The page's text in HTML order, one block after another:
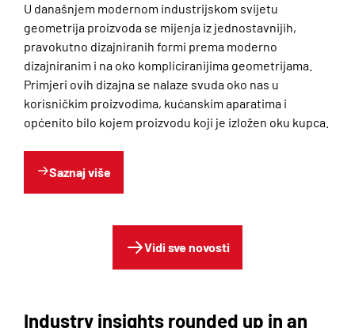
U današnjem modernom industrijskom svijetu
geometrija proizvoda se mijenja iz jednostavnijih,
pravokutno dizajniranih formi prema moderno
dizajniranim i na oko kompliciranijima geometrijama.
Primjeri ovih dizajna se nalaze svuda oko nas u
korisničkim proizvodima, kućanskim aparatima i
općenito bilo kojem proizvodu koji je izložen oku kupca.
Saznaj više
Vidi sve novosti
Industry insights rounded up in an